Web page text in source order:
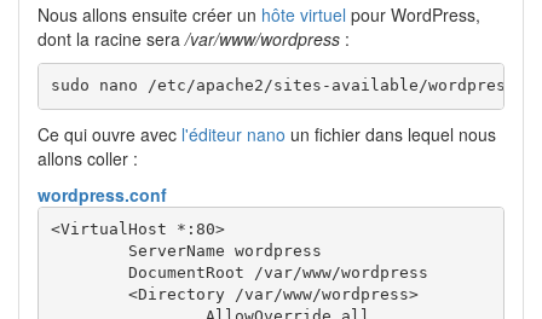
Nous allons ensuite créer un hôte virtuel pour WordPress,
dont la racine sera/var/www/wordpress :
sudo nano /etc/apache2/sites-available/
Ce qui ouvre avec l'éditeur nano un fichier dans lequel nous
allons coller :
wordpress.conf
<VirtualHost *:80>
        ServerName wordpress
        DocumentRoot /var/www/wordpress
        <Directory /var/www/wordpress>